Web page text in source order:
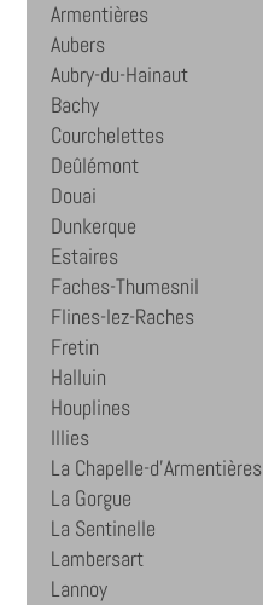
Armentières
Aubers
Aubry-du-Hainaut
Bachy
Courchelettes
Deûlémont
Douai
Dunkerque
Estaires
Faches-Thumesnil
Flines-lez-Raches
Fretin
Halluin
Houplines
Illies
La Chapelle-d'Armentières
La Gorgue
La Sentinelle
Lambersart
Lannoy